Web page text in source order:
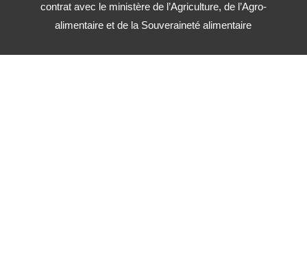
contrat avec le ministère de l’Agriculture, de l’Agro-
alimentaire et de la Souveraineté alimentaire